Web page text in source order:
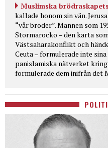
Muslimska
kallade honom sin vän.
“vår broder”. Mannen som
Stormarocko – den karta
Västsaharakonflikt och
Ceuta – formulerade inte
panislamiska nätverket
formulerade dem inifrån det